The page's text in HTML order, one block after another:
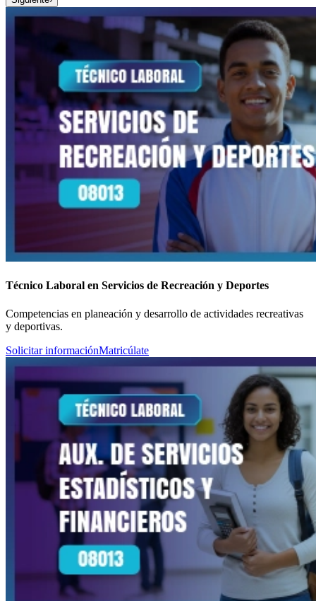
Técnico Laboral en Servicios de Recreación y Deportes
Competencias en planeación y desarrollo de actividades recreativas
y deportivas.
Solicitar informaciónMatricúlate